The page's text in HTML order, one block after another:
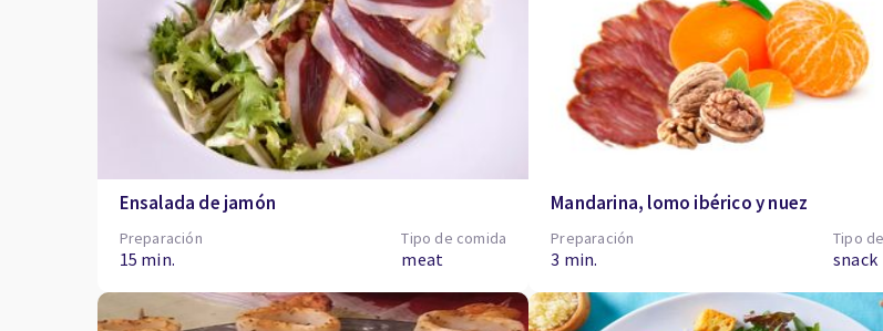
Ensalada de jamón
Preparación
15 min.
Tipo de comida
meat
Mandarina, lomo ibérico y nuez
Preparación
3 min.
Tipo
snack